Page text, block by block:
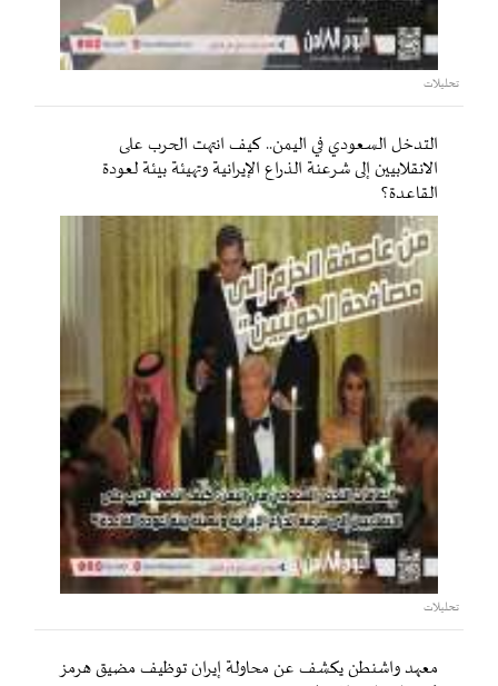
تحليلات
التدخل السعودي في اليمن.. كيف انتهت الحرب على
الانقلابيين إلى شرعنة الذراع الإيرانية وتهيئة بيئة لعودة
القاعدة؟
تحليلات
معهد واشنطن يكشف عن محاولة إيران توظيف مضيق هرمز